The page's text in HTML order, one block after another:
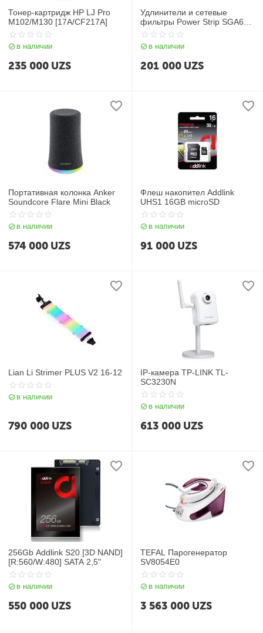
Тонер-картридж HP LJ Pro
M102/M130 [17A/CF217A]
в наличии
235 000 UZS
Удлинители и сетевые
фильтры Power Strip SGA607
Max 4000w
в наличии
201 000 UZS
Портативная колонка Anker
Soundcore Flare Mini Black
в наличии
574 000 UZS
Флеш накопител Addlink
UHS1 16GB microSD
в наличии
91 000 UZS
Lian Li Strimer PLUS V2 16-12
в наличии
790 000 UZS
IP-камера TP-LINK TL-
SC3230N
в наличии
613 000 UZS
256Gb Addlink S20 [3D NAND]
[R:560/W:480] SATA 2,5"
в наличии
550 000 UZS
TEFAL Парогенератор
SV8054E0
в наличии
3 563 000 UZS